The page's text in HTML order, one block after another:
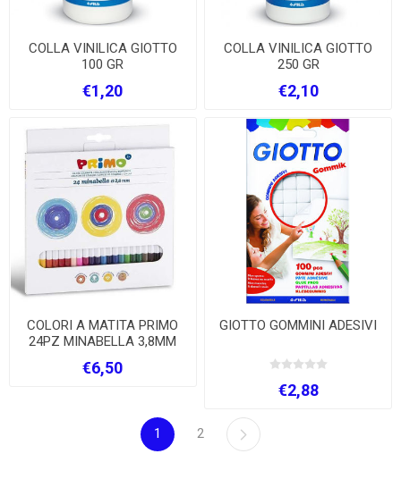
COLLA VINILICA GIOTTO
100 GR
€1,20
COLLA VINILICA GIOTTO
250 GR
€2,10
COLORI A MATITA PRIMO
24PZ MINABELLA 3,8MM
€6,50
GIOTTO GOMMINI ADESIVI
€2,88
1 2